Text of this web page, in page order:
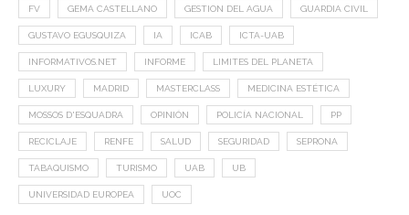
FV GEMA CASTELLANO GESTION DEL AGUA GUARDIA CIVIL
GUSTAVO EGUSQUIZA IA ICAB ICTA-UAB
INFORMATIVOS.NET INFORME LIMITES DEL PLANETA
LUXURY MADRID MASTERCLASS MEDICINA ESTÉTICA
MOSSOS D'ESQUADRA OPINIÓN POLICÍA NACIONAL PP
RECICLAJE RENFE SALUD SEGURIDAD SEPRONA
TABAQUISMO TURISMO UAB UB
UNIVERSIDAD EUROPEA UOC